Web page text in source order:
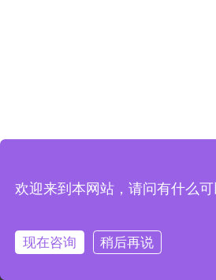
欢迎来到本网站，请问有什么可
现在咨询 稍后再说